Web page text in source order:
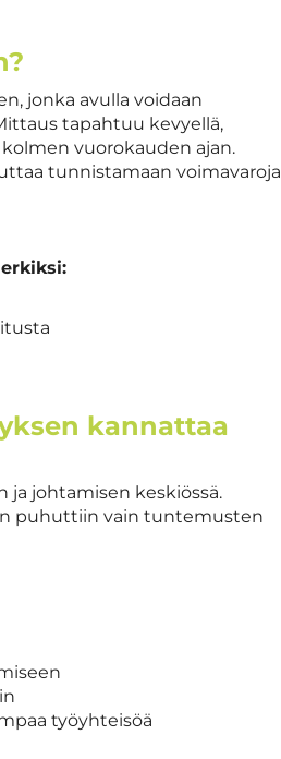
jonka avulla voidaan
tapahtuu kevyellä,
vuorokauden ajan.
tunnistamaan voimavaroja
kannattaa
ja johtamisen keskiössä.
puhuttiin vain tuntemusten
työyhteisöä